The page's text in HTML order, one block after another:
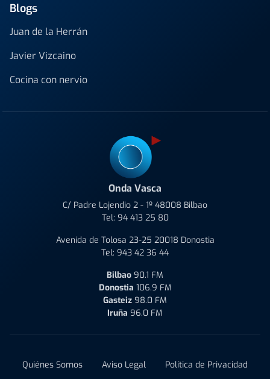
Blogs
Juan de la Herrán
Javier Vizcaino
Cocina con nervio
Onda Vasca
C/ Padre Lojendio 2 - 1º 48008 Bilbao
Tel: 94 413 25 80
Avenida de Tolosa 23-25 20018 Donostia
Tel: 943 42 36 44
Bilbao 90.1 FM
Donostia 106.9 FM
Gasteiz 98.0 FM
Iruña 96.0 FM
Quiénes Somos Aviso Legal
Política de Privacidad